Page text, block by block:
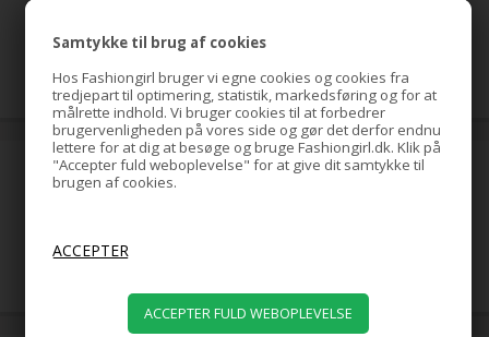
Samtykke til brug af cookies
Hos Fashiongirl bruger vi egne cookies og cookies fra
tredjepart til optimering, statistik, markedsføring og for at
målrette indhold. Vi bruger cookies til at forbedrer
brugervenligheden på vores side og gør det derfor endnu
lettere for at dig at besøge og bruge Fashiongirl.dk. Klik på
"Accepter fuld weboplevelse" for at give dit samtykke til
brugen af cookies.
Banan / Fishbone Hårspænde